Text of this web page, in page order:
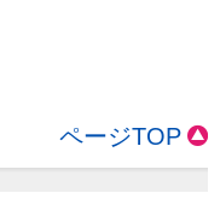
ページTOP